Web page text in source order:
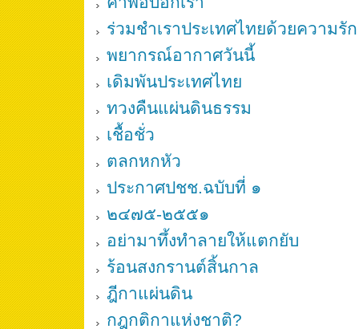
ร่วมชำเราประเทศไทยด้วยความรัก
พยากรณ์อากาศวันนี้
เดิมพันประเทศไทย
ทวงคืนแผ่นดินธรรม
เชื้อชั่ว
ตลกหกหัว
ประกาศปชช.ฉบับที่ ๑
๒๔๗๕-๒๕๕๑
อย่ามาทึ้งทำลายให้แตกยับ
ร้อนสงกรานต์สิ้นกาล
ฎีกาแผ่นดิน
กฎกติกาแห่งชาติ?